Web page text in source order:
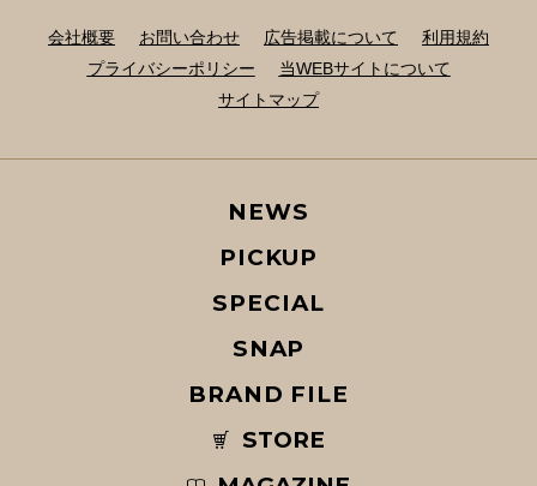
会社概要 お問い合わせ 広告掲載について
利用規約
プライバシーポリシー
当WEBサイトについて
サイトマップ
NEWS
PICKUP
SPECIAL
SNAP
BRAND FILE
STORE